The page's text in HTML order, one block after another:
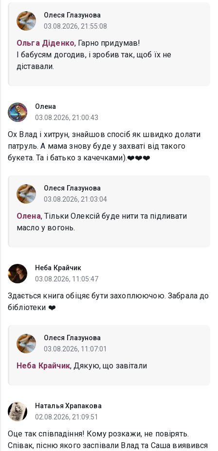
Олеся Глазунова
03.08.2026, 21:55:08
Ольга Діденко, Гарно придумав!
І бабусям догодив, і зробив так, щоб їх не
діставали.
Олена
03.08.2026, 21:00:43
Ох Влад і хитрун, знайшов спосіб як швидко долати
патруль. А мама знову буде у захваті від такого
букета. Та і батько з качечками).❤️❤️❤️
Олеся Глазунова
03.08.2026, 21:03:04
Олена, Тільки Олексій буде нити та підливати
масло у вогонь.
Неба Крайчик
03.08.2026, 11:05:47
Здається книга обіцяє бути захоплюючою. Забрала до
бібліотеки ❤️
Олеся Глазунова
03.08.2026, 11:07:01
Неба Крайчик, Дякую, що завітали
Наталья Храпакова
02.08.2026, 21:09:51
Оце так співпадіння! Кому розкажи, не повірять.
Співак, пісню якого заспівали Влад та Саша виявився